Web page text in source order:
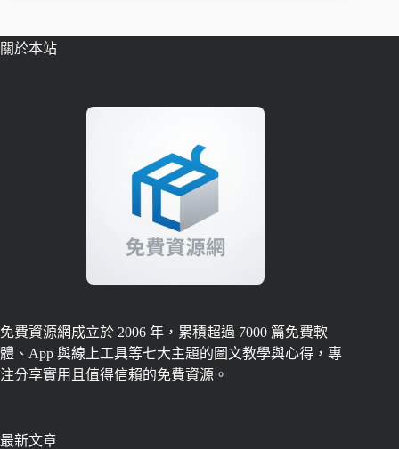
關於本站
免費資源網成立於 2006 年，累積超過 7000 篇免費軟
體、App 與線上工具等七大主題的圖文教學與心得，專
注分享實用且值得信賴的免費資源。
最新文章